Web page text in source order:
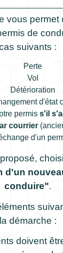
vous permet
de
suivants :
Perte
Vol
Détérioration
d'état
permis s'il
courrier
d'un
d'un
conduire".
la démarche :
doivent